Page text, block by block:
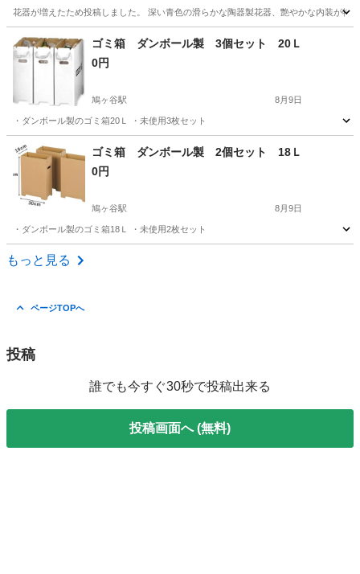
花器が増えたため投稿しました。 深い青色の滑らかな陶器製花器、艶やかな内装が
埼玉 川口市 東浦和駅 その他
ゴミ箱 ダンボール製 3個セット 20Ｌ
0円
鳩ヶ谷駅 8月9日
・ダンボール製のゴミ箱20Ｌ ・未使用3枚セット
埼玉 鳩ヶ谷駅 掃除用具 ダンボール
ゴミ箱 ダンボール製 2個セット 18Ｌ
0円
鳩ヶ谷駅 8月9日
・ダンボール製のゴミ箱18Ｌ ・未使用2枚セット
埼玉 川口市
もっと見る
ページTOPへ
投稿
誰でも今すぐ30秒で投稿出来る
投稿画面へ (無料)